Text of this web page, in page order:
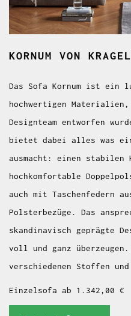
KORNUM VON
Das Sofa Kornum ist ein
hochwertigen Materialien,
Designteam entworfen
bietet dabei alles was
ausmacht: einen stabilen
hochkomfortable
auch mit Taschenfedern
Polsterbezüge. Das
skandinavisch geprägte
voll und ganz
verschiedenen Stoffen und
Einzelsofa ab 1.342,00 €